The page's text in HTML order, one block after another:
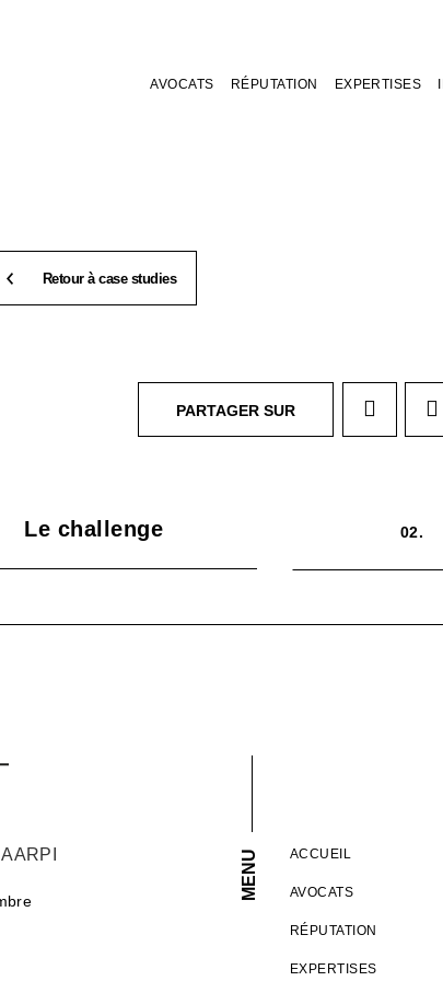
AVOCATS RÉPUTATION EXPERTISES
Retour à case studies
PARTAGER SUR
Le challenge 02.
MENU ACCUEIL
AVOCATS
RÉPUTATION
EXPERTISES